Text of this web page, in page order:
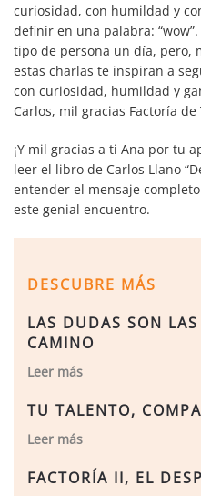
curiosidad, con humildad y
definir en una palabra:
tipo de persona un día, pero,
estas charlas te inspiran a
con curiosidad, humildad y
Carlos, mil gracias Factoría de
¡Y mil gracias a ti Ana por tu
leer el libro de Carlos Llano
entender el mensaje
este genial encuentro.
DESCUBRE MÁS
LAS DUDAS SON
CAMINO
Leer más
TU TALENTO,
Leer más
FACTORÍA II, EL